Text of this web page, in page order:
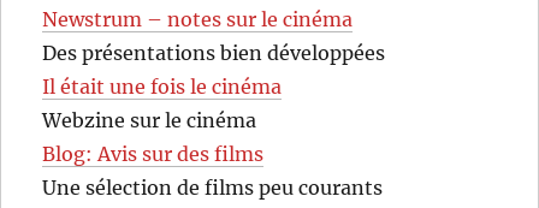
Newstrum – notes sur le cinéma
Des présentations bien développées
Il était une fois le cinéma
Webzine sur le cinéma
Blog: Avis sur des films
Une sélection de films peu courants